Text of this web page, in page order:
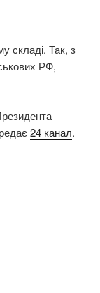
складі. Так, з
РФ,
24 канал.